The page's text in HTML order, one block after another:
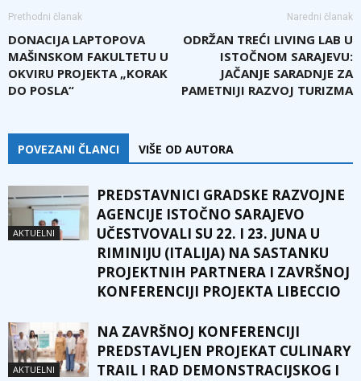
Prethodni članak
DONACIJA LAPTOPOVA
MAŠINSKOM FAKULTETU U
OKVIRU PROJEKTA „KORAK
DO POSLA“
Naredni članak
ODRŽAN TREĆI LIVING LAB U
ISTOČNOM SARAJEVU:
JAČANJE SARADNJE ZA
PAMETNIJI RAZVOJ TURIZMA
POVEZANI ČLANCI VIŠE OD AUTORA
AKTUELNI
PREDSTAVNICI GRADSKE RAZVOJNE
AGENCIJE ISTOČNO SARAJEVO
UČESTVOVALI SU 22. I 23. JUNA U
RIMINIJU (ITALIJA) NA SASTANKU
PROJEKTNIH PARTNERA I ZAVRŠNOJ
KONFERENCIJI PROJEKTA LIBECCIO
AKTUELNI
NA ZAVRŠNOJ KONFERENCIJI
PREDSTAVLJEN PROJEKAT CULINARY
TRAIL I RAD DEMONSTRACIJSKOG I